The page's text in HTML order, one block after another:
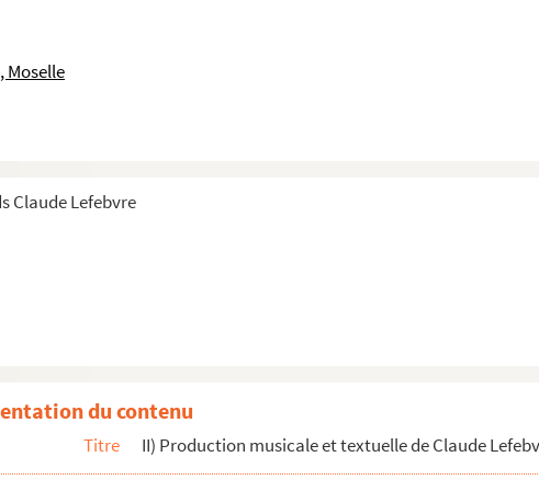
Moselle
Claude Lefebvre
du contenu
Titre II) Production musicale et textuelle de Claude